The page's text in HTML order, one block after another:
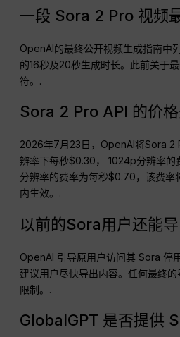
一段 Sora 2 Pro 视频
OpenAI的最终公开视频生成指南中
的16秒及20秒生成时长。此前关于
符。.
Sora 2 Pro API 的价格
2026年7月23日，OpenAI将Sora 2
辨率下每秒$0.30， 1024p分辨率
分辨率的费率为每秒$0.70，该费率
内生效。.
以前的Sora用户还能导
OpenAI 引导原用户访问其 Sora 停
建议用户尽快导出内容。任何最终
限制。.
GlobalGPT 是否提供